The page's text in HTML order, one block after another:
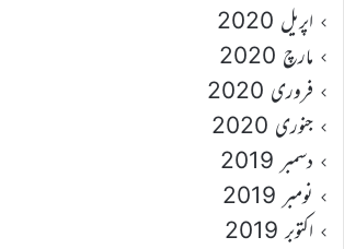
اپریل 2020
مارچ 2020
فروری 2020
جنوری 2020
دسمبر 2019
نومبر 2019
اکتوبر 2019